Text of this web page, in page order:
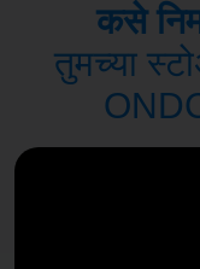
कसे
तुमच्या